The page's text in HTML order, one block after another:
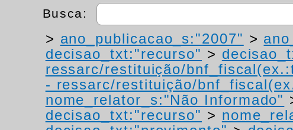
Busca:
> ano_publicacao_s:"2007" >
decisao_txt:"recurso" >
ressarc/restituição/
- ressarc/restituição/
nome_relator_s:"Não Informado"
decisao_txt:"recurso" >